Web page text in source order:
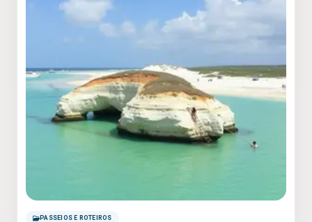
PASSEIOS E ROTEIROS